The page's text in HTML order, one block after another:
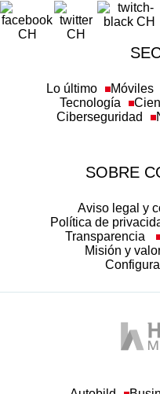
Lo último Móviles
Tecnología
Ciberseguridad
SOBRE
Aviso legal y
Política de
Transparencia
Misión y